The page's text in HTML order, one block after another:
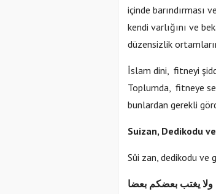
içinde barındırması
kendi varlığını ve
düzensizlik
İslam dini, fitneyi
Toplumda, fitneye
bunlardan gerekli
Suizan, Dedikodu
Sûi zan, dedikodu ve
ولا يغتب بعضكم بعضا